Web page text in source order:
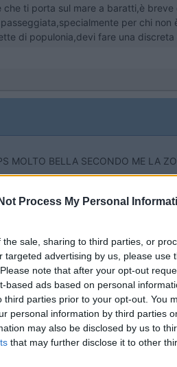
Process My Personal
the sale, sharing to third parties, or
targeted advertising by us, please use
note that after your opt-out
based ads based on personal
third parties prior to your opt-out. You
personal information by third parties
may also be disclosed by us to
that may further disclose it to other
ti porta sul mare a baratti,è breve
per chi non
di populonia,devi fare una
MOLTO BELLA SECONDO ME LA
PROMOfino al 12/08/26